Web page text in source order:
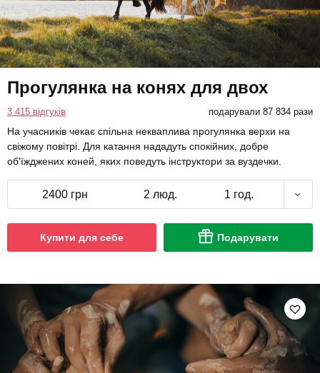
Прогулянка на конях для двох
3 415 відгуків подарували 87 834 рази
На учасників чекає спільна некваплива прогулянка верхи на
свіжому повітрі. Для катання нададуть спокійних, добре
об'їжджених коней, яких поведуть інструктори за вуздечки.
2400 грн 2 люд. 1 год.
Купити для себе Подарувати